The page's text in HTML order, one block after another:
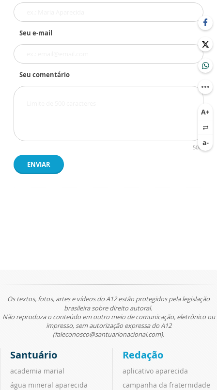
Seu e-mail
Seu comentário
500
ENVIAR
Os textos, fotos, artes e vídeos do A12 estão protegidos pela legislação
brasileira sobre direito autoral.
Não reproduza o conteúdo em outro meio de comunicação, eletrônico ou
impresso, sem autorização expressa do A12
(faleconosco@santuarionacional.com).
Santuário
academia marial
água mineral aparecida
Redação
aplicativo aparecida
campanha da fraternidade